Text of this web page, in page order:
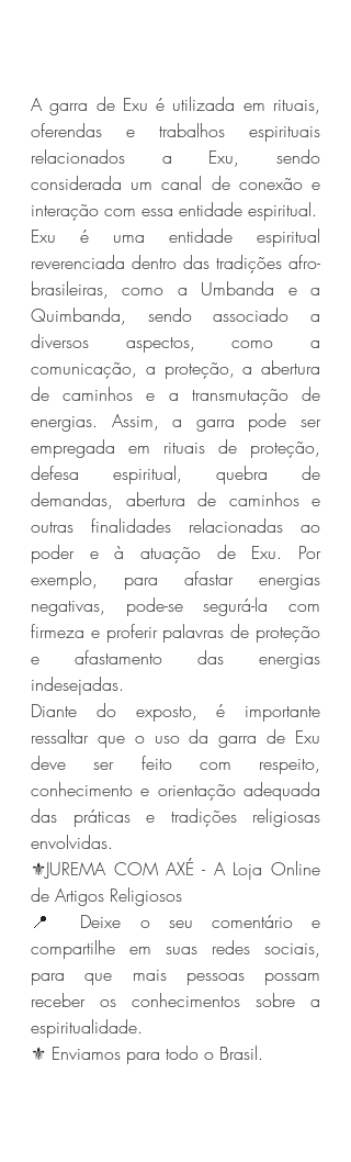
A garra de Exu é utilizada em rituais,
oferendas e trabalhos espirituais
relacionados a Exu, sendo
considerada um canal de conexão e
interação com essa entidade espiritual.
Exu é uma entidade espiritual
reverenciada dentro das tradições afro-
brasileiras, como a Umbanda e a
Quimbanda, sendo associado a
diversos aspectos, como a
comunicação, a proteção, a abertura
de caminhos e a transmutação de
energias. Assim, a garra pode ser
empregada em rituais de proteção,
defesa espiritual, quebra de
demandas, abertura de caminhos e
outras finalidades relacionadas ao
poder e à atuação de Exu. Por
exemplo, para afastar energias
negativas, pode-se segurá-la com
firmeza e proferir palavras de proteção
e afastamento das energias
indesejadas.
Diante do exposto, é importante
ressaltar que o uso da garra de Exu
deve ser feito com respeito,
conhecimento e orientação adequada
das práticas e tradições religiosas
envolvidas.
⚜️JUREMA COM AXÉ - A Loja Online
de Artigos Religiosos
📍 Deixe o seu comentário e
compartilhe em suas redes sociais,
para que mais pessoas possam
receber os conhecimentos sobre a
espiritualidade.
⚜️ Enviamos para todo o Brasil.